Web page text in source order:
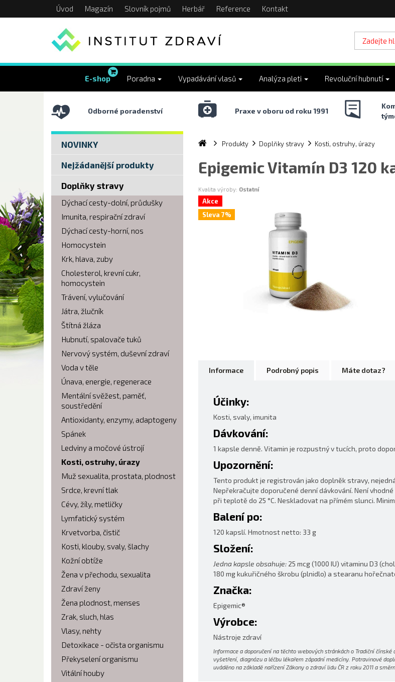
Úvod Magazín Slovník pojmů Herbář Reference Kontakt
E-shop Poradna Vypadávání vlasů Analýza pleti Revoluční hubnutí
Odborné poradenství Praxe v oboru od roku 1991
NOVINKY
Nejžádanější produkty
Doplňky stravy
Dýchací cesty-dolní, průdušky
Imunita, respirační zdraví
Dýchací cesty-horní, nos
Homocystein
Krk, hlava, zuby
Cholesterol, krevní cukr,
homocystein
Trávení, vylučování
Játra, žlučník
Štítná žláza
Hubnutí, spalovače tuků
Nervový systém, duševní zdraví
Voda v těle
Únava, energie, regenerace
Mentální svěžest, paměť,
soustředění
Antioxidanty, enzymy, adaptogeny
Spánek
Ledviny a močové ústrojí
Kosti, ostruhy, úrazy
Muž sexualita, prostata, plodnost
Srdce, krevní tlak
Cévy, žíly, metličky
Lymfatický systém
Krvetvorba, čistič
Kosti, klouby, svaly, šlachy
Kožní obtíže
Žena v přechodu, sexualita
Zdraví ženy
Žena plodnost, menses
Zrak, sluch, hlas
Vlasy, nehty
Detoxikace - očista organismu
Překyselení organismu
Vitální houby
Produkty Doplňky stravy Kosti, ostruhy, úrazy
Epigemic Vitamín D3 120
Kvalita výroby: Ostatní
Akce
Sleva 7%
Informace Podrobný popis Máte dotaz?
Účinky:
Kosti, svaly, imunita
Dávkování:
1 kapsle denně. Vitamin je rozpustný v tucích, proto
Upozornění:
Tento produkt je registrován jako doplněk stravy,
Nepřekračujte doporučené denní dávkování. Není
při teplotě do 25 °C. Neskladovat na přímém slunci.
Balení po:
120 kapslí. Hmotnost netto: 33 g
Složení:
Jedna kapsle obsahuje:25 mcg (1000 IU) vitaminu D3
180 mg kukuřičného škrobu (plnidlo) a stearanu
Značka:
Epigemic®
Výrobce:
Nástroje zdraví
Informace a doporučení na těchto webových stránkách o Tradiční
vyšetření, diagnózu a léčbu lékařem západní medicíny. Potravinové
uváděno na základě nařízení Zákony o zdraví lidu ČR z roku 2011 a